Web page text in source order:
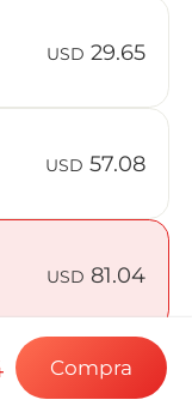
su
USD 29.65
USD 57.08
USD 81.04
125.07
Compra